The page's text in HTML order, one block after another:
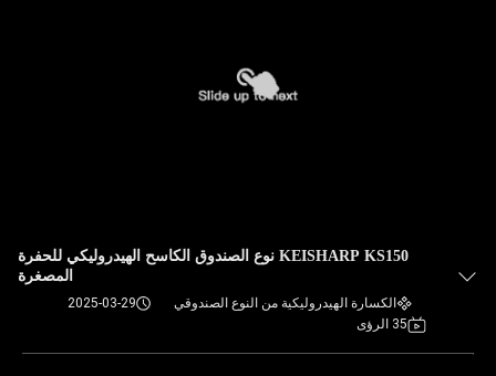
KEISHARP KS150 نوع الصندوق الكاسح الهيدروليكي للحفرة
المصغرة
الكسارة الهيدروليكية من النوع الصندوقي
2025-03-29
35 الرؤى